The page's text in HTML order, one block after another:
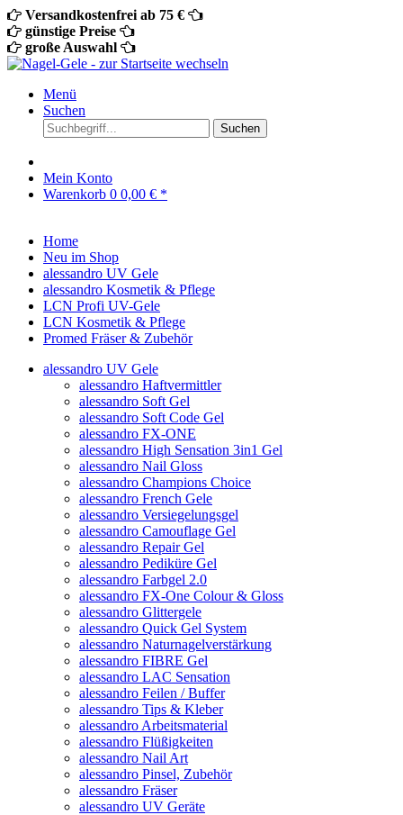
Versandkostenfrei ab 75 €
günstige Preise
große Auswahl
Menü
Suchen
Suchen
Mein Konto
Warenkorb 0 0,00 € *
Home
Neu im Shop
alessandro UV Gele
alessandro Kosmetik & Pflege
LCN Profi UV-Gele
LCN Kosmetik & Pflege
Promed Fräser & Zubehör
alessandro UV Gele
alessandro Haftvermittler
alessandro Soft Gel
alessandro Soft Code Gel
alessandro FX-ONE
alessandro High Sensation 3in1 Gel
alessandro Nail Gloss
alessandro Champions Choice
alessandro French Gele
alessandro Versiegelungsgel
alessandro Camouflage Gel
alessandro Repair Gel
alessandro Pediküre Gel
alessandro Farbgel 2.0
alessandro FX-One Colour & Gloss
alessandro Glittergele
alessandro Quick Gel System
alessandro Naturnagelverstärkung
alessandro FIBRE Gel
alessandro LAC Sensation
alessandro Feilen / Buffer
alessandro Tips & Kleber
alessandro Arbeitsmaterial
alessandro Flüßigkeiten
alessandro Nail Art
alessandro Pinsel, Zubehör
alessandro Fräser
alessandro UV Geräte